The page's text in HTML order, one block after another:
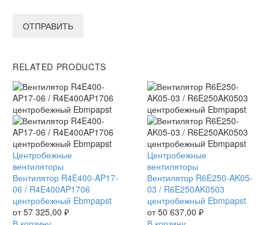
ОТПРАВИТЬ
RELATED PRODUCTS
Вентилятор
R4E400-
AP17-
06
/
R4E400AP1706
Центробежные
вентиляторы
Вентилятор R4E400-AP17-
06 / R4E400AP1706
центробежный Ebmpapst
от57 325,00 ₽
Вентилятор
R6E250-
AK05-
03
/
R6E250AK0503
Центробежные
вентиляторы
Вентилятор R6E250-AK05-
03 / R6E250AK0503
центробежный Ebmpapst
от50 637,00 ₽